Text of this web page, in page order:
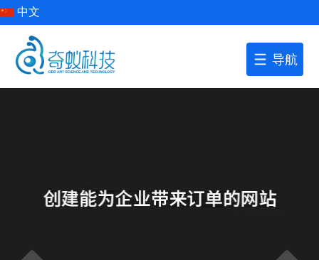
中文
导航